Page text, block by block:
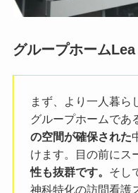
グループホーム
まず、より一人暮ら
グループホームであ
の空間が確保された
けます。目の前にス
性も抜群です。 そし
神科特化の訪問看護